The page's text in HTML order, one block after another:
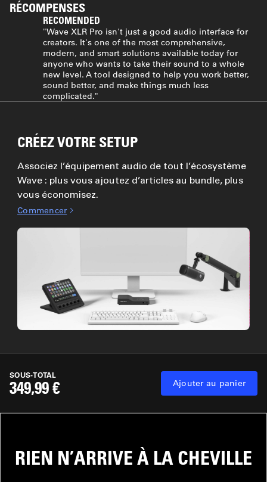
égaler, le tout propulsé par le Wave FX Processor.
RÉCOMPENSES
RECOMENDED
"Wave XLR Pro isn't just a good audio interface for
creators. It's one of the most comprehensive,
modern, and smart solutions available today for
anyone who wants to take their sound to a whole
new level. A tool designed to help you work better,
sound better, and make things much less
complicated."
CRÉEZ VOTRE SETUP
Associez l’équipement audio de tout l’écosystème
Wave : plus vous ajoutez d’articles au bundle, plus
vous économisez.
Commencer
SOUS-TOTAL
349,99 € Ajouter au panier
RIEN N’ARRIVE À LA CHEVILLE